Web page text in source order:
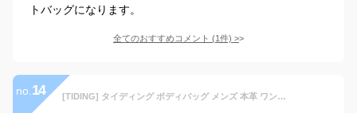
トバッグになります。
全てのおすすめコメント (1件) >
no. 14 [TIDING] タイディング ボディバッグ メンズ 本革 ワンショルダーバッグ 厚手牛革 左右両掛け 斜め掛け iPad対応 マルチカラー キャメル【日本会社正規品】